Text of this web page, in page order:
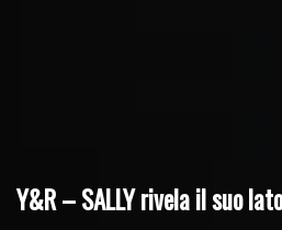
Y&R – SALLY rivela il suo